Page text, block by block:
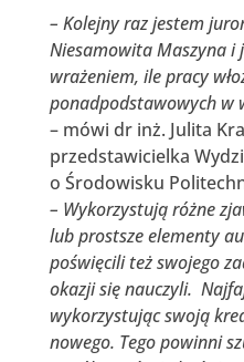
– Kolejny raz jestem
Niesamowita Maszyna i
wrażeniem, ile pracy
ponadpodstawowych w
– mówi dr inż. Julita
przedstawicielka
o Środowisku
– Wykorzystują różne
lub prostsze elementy
poświęcili też swojego
okazji się nauczyli.
wykorzystując swoją
nowego. Tego powinni